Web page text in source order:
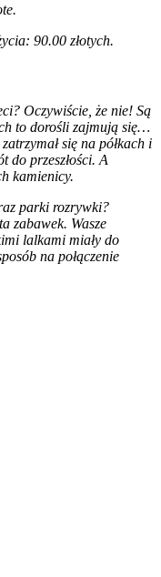
90.00 złotych.
Oczywiście, że nie! Są
to dorośli zajmują się…
się na półkach i
do przeszłości. A
kamienicy.
parki rozrywki?
zabawek. Wasze
lalkami miały do
na połączenie